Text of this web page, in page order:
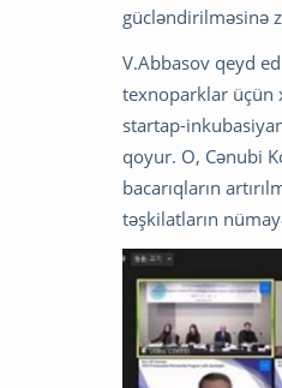
gücləndirilməsinə
V.Abbasov qeyd
texnoparklar üçün
startap-
qoyur. O, Cənubi
bacarıqların
təşkilatların